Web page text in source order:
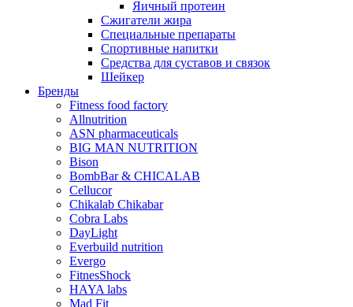
Яичный протеин
Сжигатели жира
Специальные препараты
Спортивные напитки
Средства для суставов и связок
Шейкер
Бренды
Fitness food factory
Allnutrition
ASN pharmaceuticals
BIG MAN NUTRITION
Bison
BombBar & CHICALAB
Cellucor
Chikalab Chikabar
Cobra Labs
DayLight
Everbuild nutrition
Evergo
FitnesShock
HAYA labs
Mad Fit